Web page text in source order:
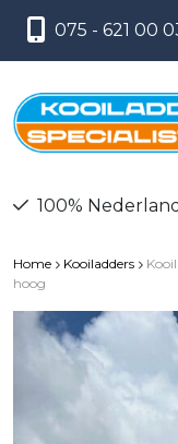
075 - 621 00
100%
Home Kooiladders
hoog